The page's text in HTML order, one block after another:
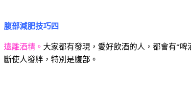
腹部減肥技巧四
遠離酒精。 大家都有發現，愛好飲酒的人，都會有“
斷使人發胖，特別是腹部。